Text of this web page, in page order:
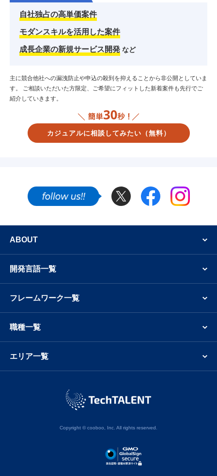
自社独占の高単価案件
モダンスキルを活用した案件
成長企業の新規サービス開発 など
主に競合他社への漏洩防止や申込の殺到を抑えることから非公開としていま
す。 ご相談いただいた方限定、ご希望にフィットした新着案件も先行でご
紹介していきます。
カジュアルに相談してみたい （無料）
Twitter Facebook Instagram
ABOUT
開発言語一覧
フレームワーク一覧
職種一覧
エリア一覧
Copyright © cooboo, Inc. All rights reserved.